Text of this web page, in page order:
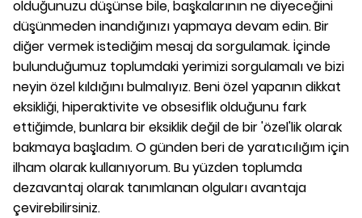
olduğunuzu düşünse bile, başkalarının ne diyeceğini
düşünmeden inandığınızı yapmaya devam edin. Bir
diğer vermek istediğim mesaj da sorgulamak. İçinde
bulunduğumuz toplumdaki yerimizi sorgulamalı ve bizi
neyin özel kıldığını bulmalıyız. Beni özel yapanın dikkat
eksikliği, hiperaktivite ve obsesiflik olduğunu fark
ettiğimde, bunlara bir eksiklik değil de bir 'özel'lik olarak
bakmaya başladım. O günden beri de yaratıcılığım için
ilham olarak kullanıyorum. Bu yüzden toplumda
dezavantaj olarak tanımlanan olguları avantaja
çevirebilirsiniz.